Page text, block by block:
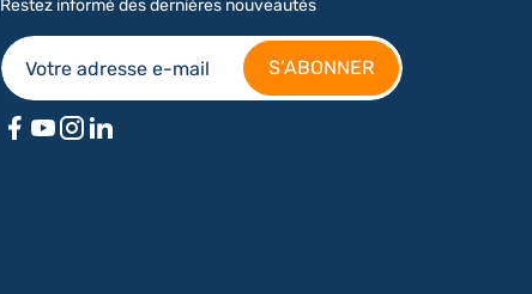
Restez informé des dernières nouveautés